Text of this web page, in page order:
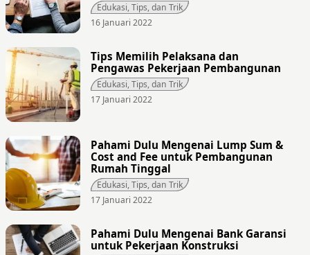
Edukasi, Tips, dan Trik
16 Januari 2022
Tips Memilih Pelaksana dan
Pengawas Pekerjaan Pembangunan
Edukasi, Tips, dan Trik
17 Januari 2022
Pahami Dulu Mengenai Lump Sum &
Cost and Fee untuk Pembangunan
Rumah Tinggal
Edukasi, Tips, dan Trik
17 Januari 2022
Pahami Dulu Mengenai Bank Garansi
untuk Pekerjaan Konstruksi